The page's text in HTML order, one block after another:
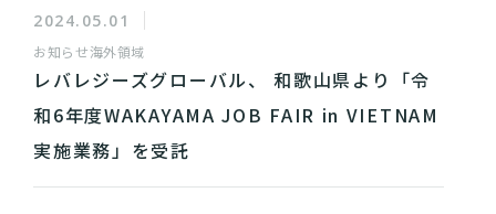
2024.05.01
お知らせ海外領域
レバレジーズグローバル、 和歌山県より「令
和6年度WAKAYAMA JOB FAIR in VIETNAM
実施業務」を受託